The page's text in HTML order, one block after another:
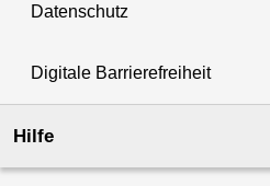
Datenschutz
Digitale Barrierefreiheit
Hilfe